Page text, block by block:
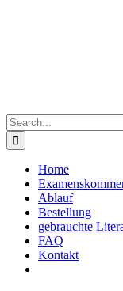
Search
for:
Home
Ablauf
Bestellung
gebrauchte
FAQ
Kontakt